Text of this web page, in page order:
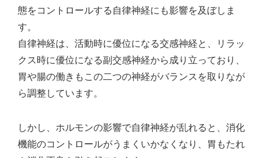
態をコントロールする自律神経にも影響を及ぼしま
す。
自律神経は、活動時に優位になる交感神経と、リラッ
クス時に優位になる副交感神経から成り立っており、
胃や腸の働きもこの二つの神経がバランスを取りなが
ら調整しています。
しかし、ホルモンの影響で自律神経が乱れると、消化
機能のコントロールがうまくいかなくなり、胃もたれ